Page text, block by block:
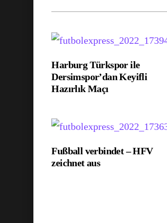
Harburg Türkspor ile
Dersimspor’dan Keyifli
Hazırlık Maçı
Fußball verbindet – HFV
zeichnet aus